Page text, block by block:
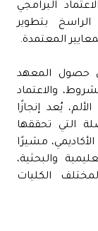
البرامجي
بتطوير
المعتمدة.
حصول المعهد
والاعتماد
يُعد إنجازًا
التي تحققها
مشيرًا
والبحثية،
الكليات